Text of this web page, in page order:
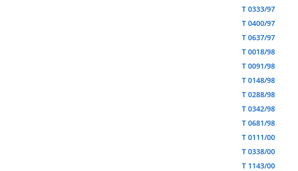
T 0333/97
T 0400/97
T 0637/97
T 0018/98
T 0091/98
T 0148/98
T 0288/98
T 0342/98
T 0681/98
T 0111/00
T 0338/00
T 1143/00